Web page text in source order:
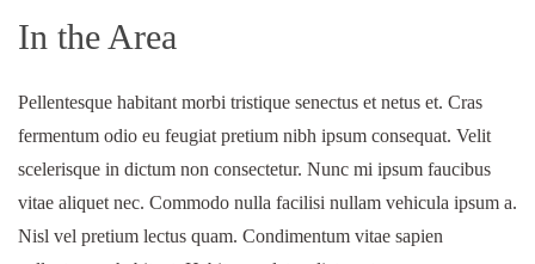
In the Area
Pellentesque habitant morbi tristique senectus et netus et. Cras
fermentum odio eu feugiat pretium nibh ipsum consequat. Velit
scelerisque in dictum non consectetur. Nunc mi ipsum faucibus
vitae aliquet nec. Commodo nulla facilisi nullam vehicula ipsum a.
Nisl vel pretium lectus quam. Condimentum vitae sapien